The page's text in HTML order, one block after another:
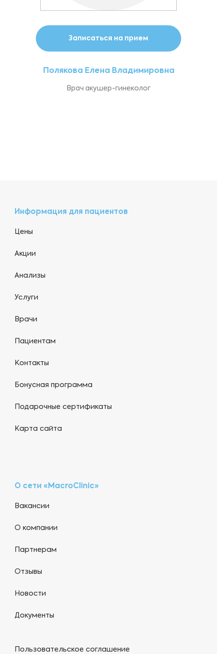
Записаться на прием
Полякова Елена Владимировна
Врач акушер-гинеколог
Информация для пациентов
Цены
Акции
Анализы
Услуги
Врачи
Пациентам
Контакты
Бонусная программа
Подарочные сертификаты
Карта сайта
О сети «MacroClinic»
Вакансии
О компании
Партнерам
Отзывы
Новости
Документы
Пользовательское соглашение